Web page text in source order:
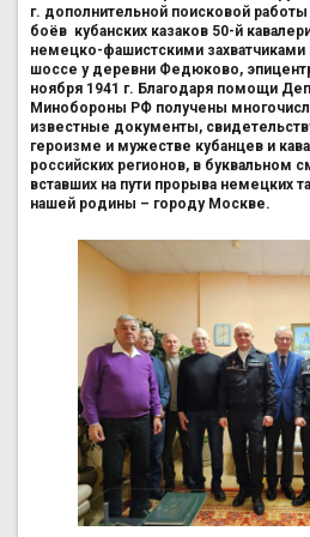
г. дополнительной поисковой
боёв кубанских казаков 50-й
немецко-фашистскими захватчиками
шоссе у деревни Федюково,
ноября 1941 г. Благодаря помощи
Минобороны РФ получены
известные документы,
героизме и мужестве кубанцев и
российских регионов, в буквальном
вставших на пути прорыва немецких
нашей родины – городу Москве.